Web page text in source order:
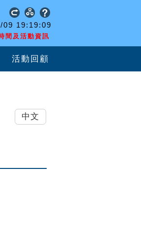
09 19:19:10
間及活動資訊
活動回顧